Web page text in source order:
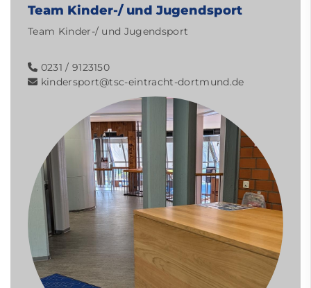
Team Kinder-/ und Jugendsport
Team Kinder-/ und Jugendsport
0231 / 9123150
kindersport@tsc-eintracht-dortmund.de